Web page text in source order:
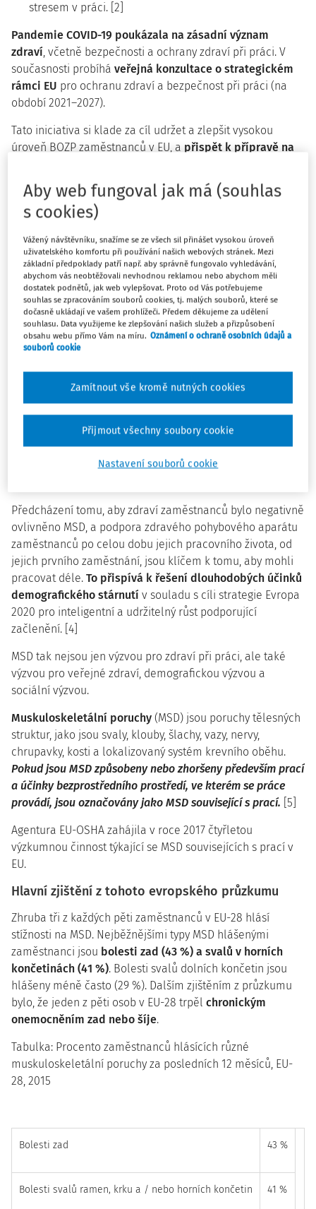
stresem v práci. [2]
Pandemie COVID-19 poukázala na zásadní význam
zdraví, včetně bezpečnosti a ochrany zdraví při práci. V
současnosti probíhá veřejná konzultace o strategickém
rámci EU pro ochranu zdraví a bezpečnost při práci (na
období 2021–2027).
Tato iniciativa si klade za cíl udržet a zlepšit vysokou
úroveň BOZP zaměstnanců v EU, a přispět k přípravě na
stanoví strategický rámec, aby povzbudila země EU a
zúčastněné strany ke spolupráci na společných prioritách.
O názory na budoucí strategický rámec EU pro ochranu
možné se podělit do 1. 3. 2021 na stránkách EU-OSHA.
Evropská komise předloží nový strategický rámec Evropské
unie pro ochranu zdraví a bezpečnost při práci v rámci
svého pracovního programu na rok 2021 s názvemVitální
Unie v křehkém světě . [3]
Ergonomická rizika jedna z priorit EU
Ve sdělení Komise „Bezpečnější a zdravější práce pro
všechny – Modernizace právních předpisů a politiky EU v
oblasti bezpečnosti a ochrany zdraví při práci“ (z roku
2017) se uvádí, že„Vystavení faktorům ergonomických
rizik představuje v současné době jeden z hlavních
problémů bezpečnosti a ochrany zdraví při práci v EU.“
Předcházení tomu, aby zdraví zaměstnanců bylo negativně
ovlivněno MSD, a podpora zdravého pohybového aparátu
zaměstnanců po celou dobu jejich pracovního života, od
jejich prvního zaměstnání, jsou klíčem k tomu, aby mohli
pracovat déle. To přispívá k řešení dlouhodobých účinků
demografického stárnutí v souladu s cíli strategie Evropa
2020 pro inteligentní a udržitelný růst podporující
začlenění. [4]
MSD tak nejsou jen výzvou pro zdraví při práci, ale také
výzvou pro veřejné zdraví, demografickou výzvou a
sociální výzvou.
Muskuloskeletální poruchy (MSD) jsou poruchy tělesných
struktur, jako jsou svaly, klouby, šlachy, vazy, nervy,
chrupavky, kosti a lokalizovaný systém krevního oběhu.
Pokud jsou MSD způsobeny nebo zhoršeny především prací
a účinky bezprostředního prostředí, ve kterém se práce
provádí, jsou označovány jako MSD související s prací. [5]
Agentura EU-OSHA zahájila v roce 2017 čtyřletou
výzkumnou činnost týkající se MSD souvisejících s prací v
EU.
Hlavní zjištění z tohoto evropského průzkumu
Zhruba tři z každých pěti zaměstnanců v EU-28 hlásí
stížnosti na MSD. Nejběžnějšími typy MSD hlášenými
zaměstnanci jsou bolesti zad (43 %) a svalů v horních
končetinách (41 %). Bolesti svalů dolních končetin jsou
hlášeny méně často (29 %). Dalším zjištěním z průzkumu
bylo, že jeden z pěti osob v EU-28 trpěl chronickým
onemocněním zad nebo šíje.
Tabulka: Procento zaměstnanců hlásících různé
muskuloskeletální poruchy za posledních 12 měsíců, EU-
28, 2015
Bolesti zad 43 %
Bolesti svalů ramen, krku a / nebo horních končetin 41 %
Aby web fungoval jak má (souhlas
s cookies)
Vážený návštěvníku, snažíme se ze všech sil přinášet vysokou úroveň
uživatelského komfortu při používání našich webových stránek. Mezi
základní předpoklady patří např. aby správně fungovalo vyhledávání,
abychom vás neobtěžovali nevhodnou reklamou nebo abychom měli
dostatek podnětů, jak web vylepšovat. Proto od Vás potřebujeme
souhlas se zpracováním souborů cookies, tj. malých souborů, které se
dočasně ukládají ve vašem prohlížeči. Předem děkujeme za udělení
souhlasu. Data využijeme ke zlepšování našich služeb a přizpůsobení
obsahu webu přímo Vám na míru. Oznámení o ochraně osobních údajů a
souborů cookie
Nastavení souborů cookie
Zamítnout vše kromě nutných cookies
Přijmout všechny soubory cookie